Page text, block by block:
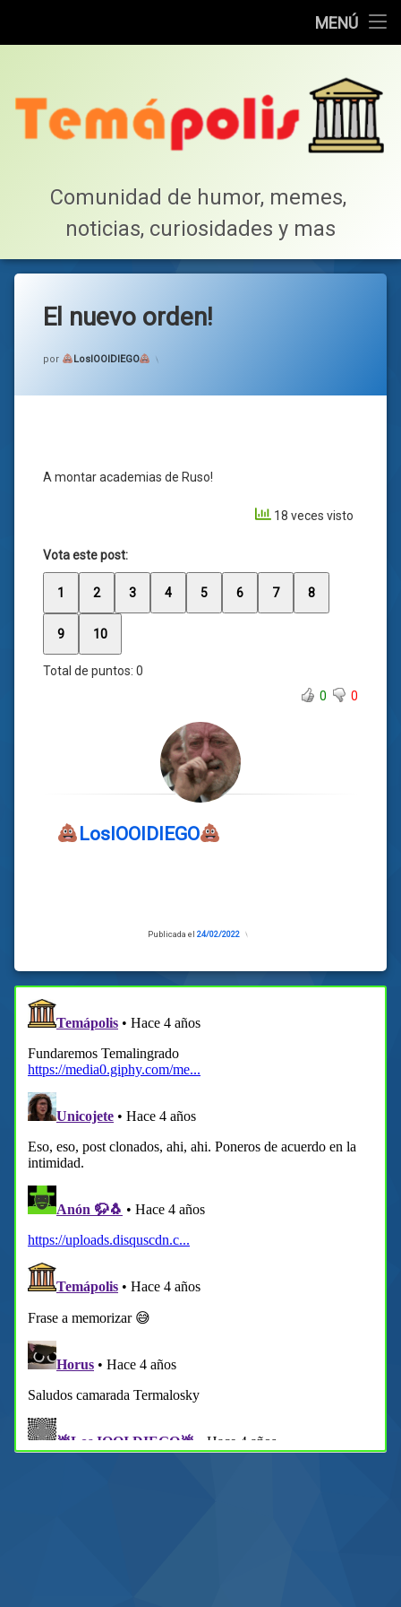
MENÚ
Lista de Megapost
Tabla de puntos
Comunidad de humor, memes,
noticias, curiosidades y mas
El nuevo orden!
por LosIOOIDIEGO
A montar academias de Ruso!
18 veces visto
Vota este post:
1 2 3 4 5 6 7 8
9 10
Total de puntos: 0
0
0
LosIOOIDIEGO
Publicada el 24/02/2022